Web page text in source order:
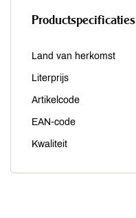
Productspecificaties
Land van herkomst
Literprijs
Artikelcode
EAN-code
Kwaliteit